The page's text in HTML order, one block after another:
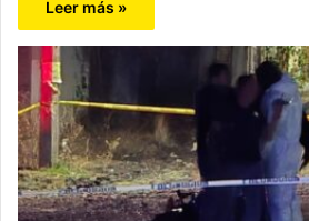
Leer más »